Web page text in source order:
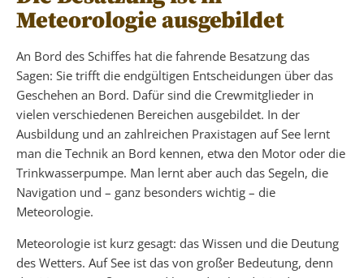
Meteorologie ausgebildet
An Bord des Schiffes hat die fahrende Besatzung das
Sagen: Sie trifft die endgültigen Entscheidungen über das
Geschehen an Bord. Dafür sind die Crewmitglieder in
vielen verschiedenen Bereichen ausgebildet. In der
Ausbildung und an zahlreichen Praxistagen auf See lernt
man die Technik an Bord kennen, etwa den Motor oder die
Trinkwasserpumpe. Man lernt aber auch das Segeln, die
Navigation und – ganz besonders wichtig – die
Meteorologie.
Meteorologie ist kurz gesagt: das Wissen und die Deutung
des Wetters. Auf See ist das von großer Bedeutung, denn